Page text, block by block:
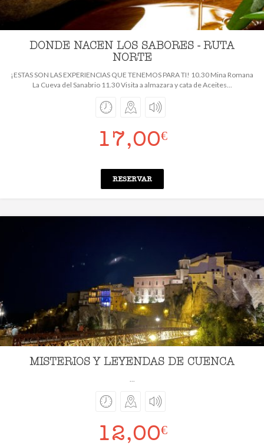
DONDE NACEN LOS SABORES - RUTA
NORTE
¡ESTAS SON LAS EXPERIENCIAS QUE TENEMOS PARA TI! 10.30 Mina Romana
La Cueva del Sanabrio 11.30 Visita a almazara y cata de Aceites...
17,00€
RESERVAR
MISTERIOS Y LEYENDAS DE CUENCA
...
12,00€